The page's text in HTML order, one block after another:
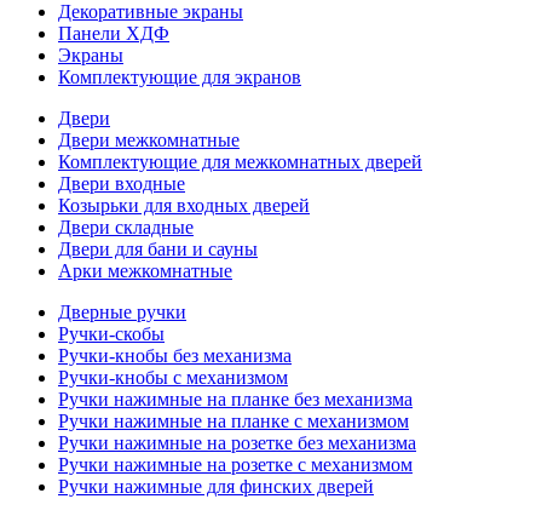
Декоративные экраны
Панели ХДФ
Экраны
Комплектующие для экранов
Двери
Двери межкомнатные
Комплектующие для межкомнатных дверей
Двери входные
Козырьки для входных дверей
Двери складные
Двери для бани и сауны
Арки межкомнатные
Дверные ручки
Ручки-скобы
Ручки-кнобы без механизма
Ручки-кнобы с механизмом
Ручки нажимные на планке без механизма
Ручки нажимные на планке с механизмом
Ручки нажимные на розетке без механизма
Ручки нажимные на розетке с механизмом
Ручки нажимные для финских дверей